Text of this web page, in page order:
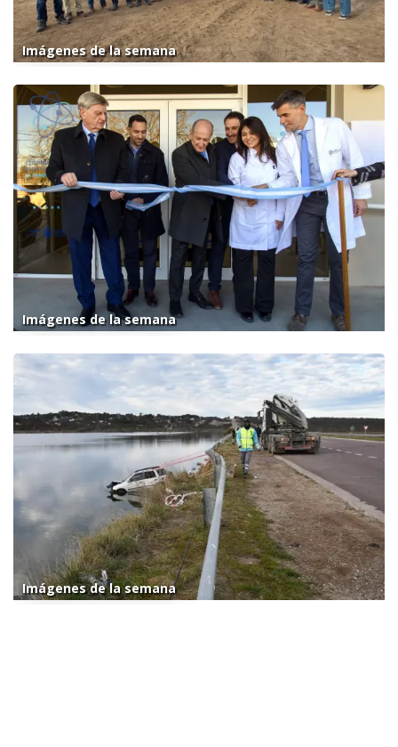
Imágenes de la semana
Imágenes de la semana
Imágenes de la semana